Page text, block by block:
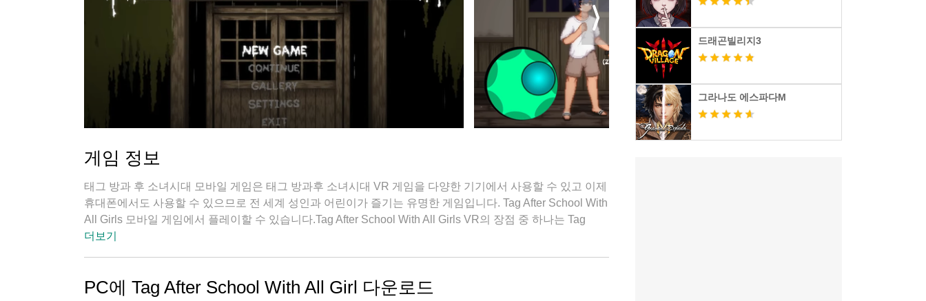
게임 정보
태그 방과 후 소녀시대 모바일 게임은 태그 방과후 소녀시대 VR 게임을 다양한 기기에서 사용할 수 있고 이제
휴대폰에서도 사용할 수 있으므로 전 세계 성인과 어린이가 즐기는 유명한 게임입니다. Tag After School With
All Girls 모바일 게임에서 플레이할 수 있습니다.Tag After School With All Girls VR의 장점 중 하나는 Tag
After School With All Girls Mobile, 헌터, Tag After School With All Girls VR, 레이싱, 그리고 다른 모드들. 이것
이어는 태그 방과후 소녀시대의 분위기를 살릴 수 있습니다. 다른 기기에서 애프터스쿨 위드 올 걸스 플레이
더보기
PC에 Tag After School With All Girl 다운로드
드래곤빌리지3
그라나도 에스파다M